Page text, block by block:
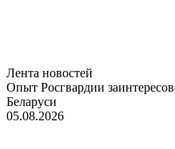
Лента новостей
Опыт Росгвардии
Беларуси
05.08.2026